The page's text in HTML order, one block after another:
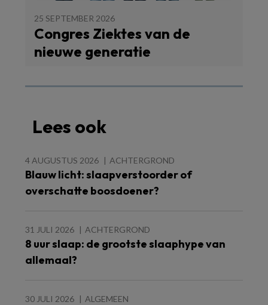
25 SEPTEMBER 2026
Congres Ziektes van de
nieuwe generatie
Lees ook
4 AUGUSTUS 2026 ACHTERGROND
Blauw licht: slaapverstoorder of
overschatte boosdoener?
31 JULI 2026 ACHTERGROND
8 uur slaap: de grootste slaaphype van
allemaal?
30 JULI 2026 ALGEMEEN